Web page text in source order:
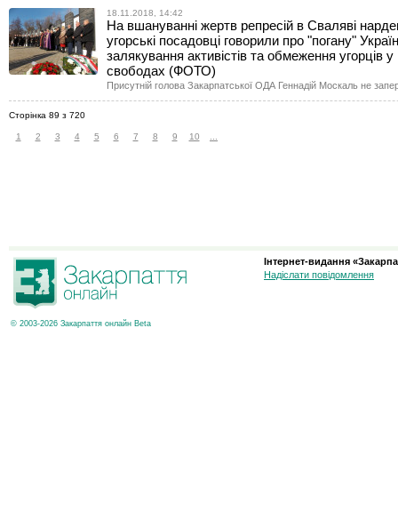
18.11.2018, 14:42
На вшануванні жертв репресій в Сваляві
угорські посадовці говорили про "погану"
залякування активістів та обмеження угорців
свободах (ФОТО)
Присутній голова Закарпатської ОДА Геннадій Москаль не
Сторінка 89 з 720
1 2 3 4 5 6 7 8 9 10
© 2003-2026 Закарпаття онлайн Beta
Інтернет-видання
Надіслати повідомлення